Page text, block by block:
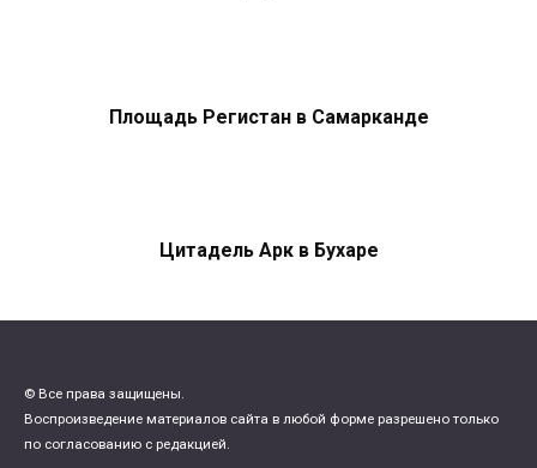
Площадь Регистан в Самарканде
Цитадель Арк в Бухаре
© Все права защищены.
Воспроизведение материалов сайта в любой форме разрешено только
по согласованию с редакцией.